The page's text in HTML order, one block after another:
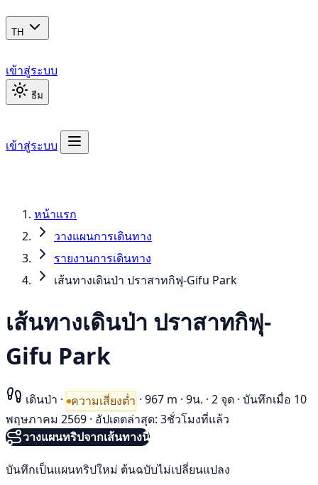
TH
เข้าสู่ระบบ
ธีม
เข้าสู่ระบบ
หน้าแรก
วางแผนการเดินทาง
รายงานการเดินทาง
เส้นทางเดินป่า ปราสาทกิฟุ-Gifu Park
เส้นทางเดินป่า ปราสาทกิฟุ-
Gifu Park
เดินป่า · ความเสี่ยงต่ำ · 967 m · 9น. · 2 จุด · บันทึกเมื่อ 10
พฤษภาคม 2569 · อัปเดตล่าสุด: 3ชั่วโมงที่แล้ว
วางแผนทริปจากเส้นทางนี้
บันทึกเป็นแผนทริปใหม่ ต้นฉบับไม่เปลี่ยนแปลง